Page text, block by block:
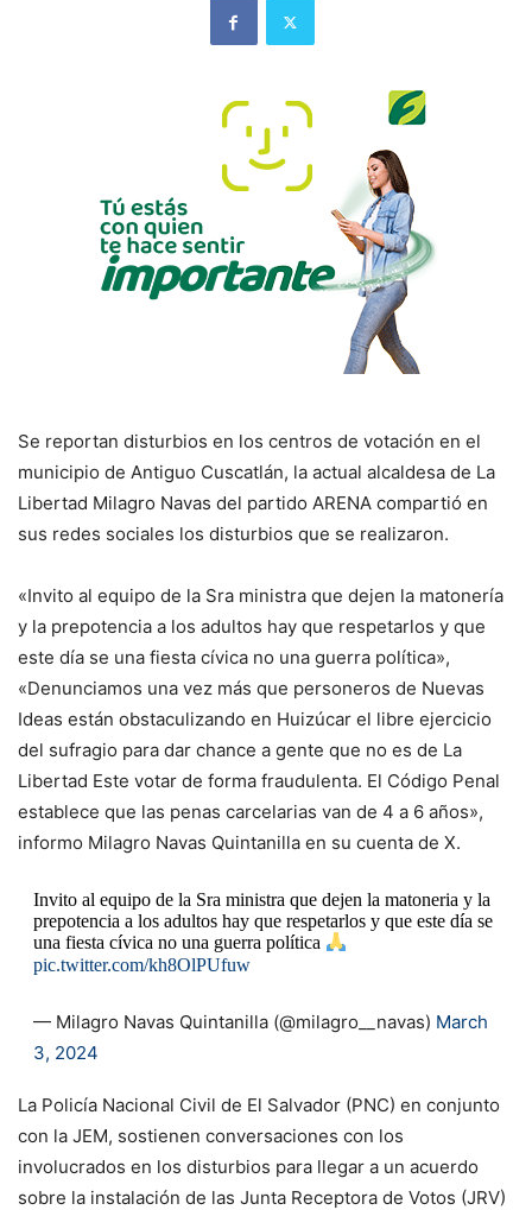
Se reportan disturbios en los centros de votación en el
municipio de Antiguo Cuscatlán, la actual alcaldesa de La
Libertad Milagro Navas del partido ARENA compartió en
sus redes sociales los disturbios que se realizaron.
«Invito al equipo de la Sra ministra que dejen la matonería
y la prepotencia a los adultos hay que respetarlos y que
este día se una fiesta cívica no una guerra política»,
«Denunciamos una vez más que personeros de Nuevas
Ideas están obstaculizando en Huizúcar el libre ejercicio
del sufragio para dar chance a gente que no es de La
Libertad Este votar de forma fraudulenta. El Código Penal
establece que las penas carcelarias van de 4 a 6 años»,
informo Milagro Navas Quintanilla en su cuenta de X.
Invito al equipo de la Sra ministra que dejen la matoneria y la
prepotencia a los adultos hay que respetarlos y que este día se
una fiesta cívica no una guerra política
pic.twitter.com/kh8OlPUfuw
— Milagro Navas Quintanilla (@milagro__navas) March
3, 2024
La Policía Nacional Civil de El Salvador (PNC) en conjunto
con la JEM, sostienen conversaciones con los
involucrados en los disturbios para llegar a un acuerdo
sobre la instalación de las Junta Receptora de Votos (JRV)